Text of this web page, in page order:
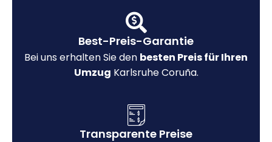
Best-Preis-Garantie
Bei uns erhalten Sie den besten Preis für Ihren
Umzug Karlsruhe Coruña.
Transparente Preise